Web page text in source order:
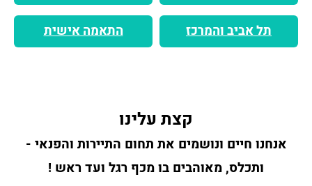
תל אביב והמרכז התאמה אישית
קצת עלינו
אנחנו חיים ונושמים את תחום התיירות והפנאי -
ותכלס, מאוהבים בו מכף רגל ועד ראש !